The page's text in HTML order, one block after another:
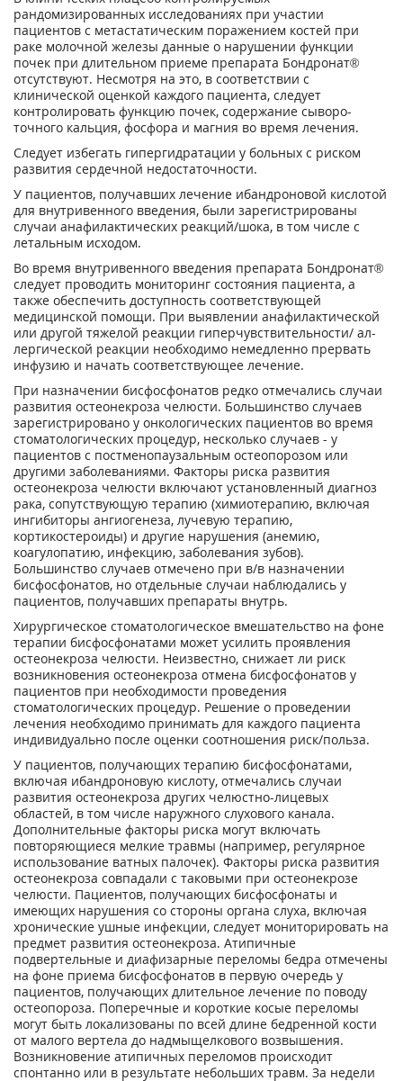
рандомизированных исследованиях при участии
пациентов с метастатическим по­ражением костей при
раке молочной же­лезы данные о нарушении функции
почек при длительном приеме препарата Бондронат®
отсутствуют. Несмотря на это, в соответствии с
клинической оценкой каждого пациента, следует
контролиро­вать функцию почек, содержание сыворо­
точного кальция, фосфора и магния во время лечения.
Следует избегать гипергидратации у больных с риском
развития сердечной недостаточности.
У пациентов, получавших лечение ибандроновой кислотой
для внутривенного введения, были зарегистрированы
случаи анафилактических реакций/шока, в том числе с
летальным исходом.
Во время внутривенного введения препарата Бондронат®
следует проводить мониторинг состояния пациента, а
также обеспечить доступность соответствую­щей
медицинской помощи. При выявле­нии анафилактической
или другой тяже­лой реакции гиперчувствительности/ ал­
лергической реакции необходимо немед­ленно прервать
инфузию и начать соот­ветствующее лечение.
При назначении бисфосфонатов редко отмечались случаи
развития остеонекроза челюсти. Большинство случаев
зареги­стрировано у онкологических пациентов во время
стоматологических процедур, несколько случаев - у
пациентов с постменопаузальным остеопорозом или
другими заболеваниями. Факторы риска развития
остеонекроза челюсти включают установленный диагноз
рака, сопутствующую терапию (химиотерапию, включая
ингибиторы ангиогенеза, лучевую тера­пию,
кортикостероиды) и другие наруше­ния (анемию,
коагулопатию, инфекцию, заболевания зубов).
Большинство случаев отмечено при в/в назначении
бисфосфонатов, но отдельные случаи наблюдались у
пациентов, получавших препараты внутрь.
Хирургическое стоматологическое вме­шательство на фоне
терапии бисфосфонатами может усилить проявления
остео­некроза челюсти. Неизвестно, снижает ли риск
возникновения остеонекроза отмена бисфосфонатов у
пациентов при необхо­димости проведения
стоматологических процедур. Решение о проведении
лечения необходимо принимать для каждого па­циента
индивидуально после оценки со­отношения риск/польза.
У пациентов, получающих терапию бисфосфонатами,
включая ибандроновую кислоту, отмечались случаи
развития остеонекроза других челюстно-лицевых
областей, в том числе наружного слухо­вого канала.
Дополнительные факторы риска могут включать
повторяющиеся мелкие травмы (например, регулярное
использование ватных палочек). Факторы риска развития
остеонекроза совпадали с таковыми при остеонекрозе
челюсти. Па­циентов, получающих бисфосфонаты и
имеющих нарушения со стороны органа слуха, включая
хронические ушные ин­фекции, следует мониторировать на
предмет развития остеонекроза. Атипичные
подвертельные и диафизарные переломы бедра отмечены
на фоне приема бисфосфонатов в первую очередь у
пациентов, получающих длительное ле­чение по поводу
остеопороза. Попереч­ные и короткие косые переломы
могут быть локализованы по всей длине бед­ренной кости
от малого вертела до надмыщелкового возвышения.
Возникно­вение атипичных переломов происходит
спонтанно или в результате небольших травм. За недели